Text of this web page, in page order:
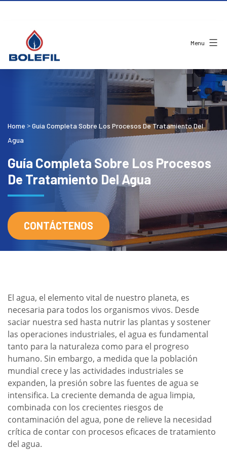
Menu
Home >Guía Completa Sobre Los Procesos De Tratamiento Del
Agua
Guía Completa Sobre Los Procesos
De Tratamiento Del Agua
CONTÁCTENOS
El agua, el elemento vital de nuestro planeta, es
necesaria para todos los organismos vivos. Desde
saciar nuestra sed hasta nutrir las plantas y sostener
las operaciones industriales, el agua es fundamental
tanto para la naturaleza como para el progreso
humano. Sin embargo, a medida que la población
mundial crece y las actividades industriales se
expanden, la presión sobre las fuentes de agua se
intensifica. La creciente demanda de agua limpia,
combinada con los crecientes riesgos de
contaminación del agua, pone de relieve la necesidad
crítica de contar con procesos eficaces de tratamiento
del agua.